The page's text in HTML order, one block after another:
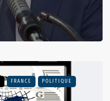
FRANCE POLITIQUE